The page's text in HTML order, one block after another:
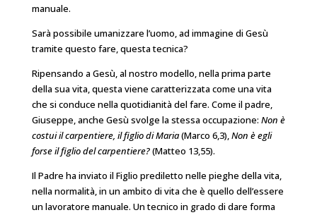
manuale.
Sarà possibile umanizzare l’uomo, ad immagine di Gesù
tramite questo fare, questa tecnica?
Ripensando a Gesù, al nostro modello, nella prima parte
della sua vita, questa viene caratterizzata come una vita
che si conduce nella quotidianità del fare. Come il padre,
Giuseppe, anche Gesù svolge la stessa occupazione: Non è
costui il carpentiere, il figlio di Maria(Marco 6,3),Non è egli
forse il figlio del carpentiere?(Matteo 13,55).
Il Padre ha inviato il Figlio prediletto nelle pieghe della vita,
nella normalità, in un ambito di vita che è quello dell’essere
un lavoratore manuale. Un tecnico in grado di dare forma